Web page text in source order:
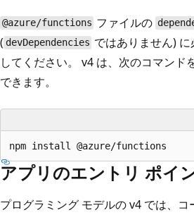
@azure/functions ファイルの
( devDependencies ではありません)
してください。 v4 は、次のコマンド
できます。
アプリのエントリ ポイ
プログラミング モデルの v4 では、コ